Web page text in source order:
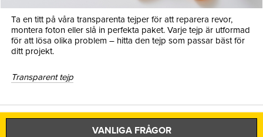
Ta en titt på våra transparenta tejper för att reparera revor,
montera foton eller slå in perfekta paket. Varje tejp är utformad
för att lösa olika problem – hitta den tejp som passar bäst för
ditt projekt.
Transparent tejp
VANLIGA FRÅGOR